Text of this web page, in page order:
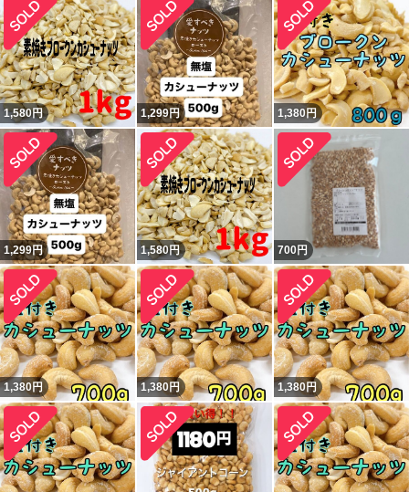
1,580円 1,299円 1,380円
1,299円 1,580円 700円
1,380円 1,380円 1,380円